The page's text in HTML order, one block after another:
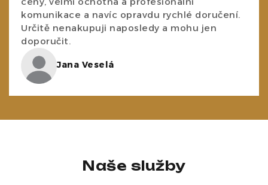
komunikace a navíc opravdu rychlé doručení.
Určitě nenakupuji naposledy a mohu jen
doporučit.
Jana Veselá
Naše služby